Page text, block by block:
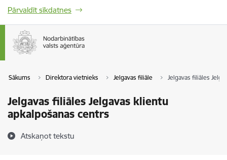
Pārvaldīt sīkdatnes
Sākums Direktora vietnieks Jelgavas filiāle Jelgavas filiāles
Jelgavas filiāles Jelgavas klientu
apkalpošanas centrs
Atskaņot tekstu